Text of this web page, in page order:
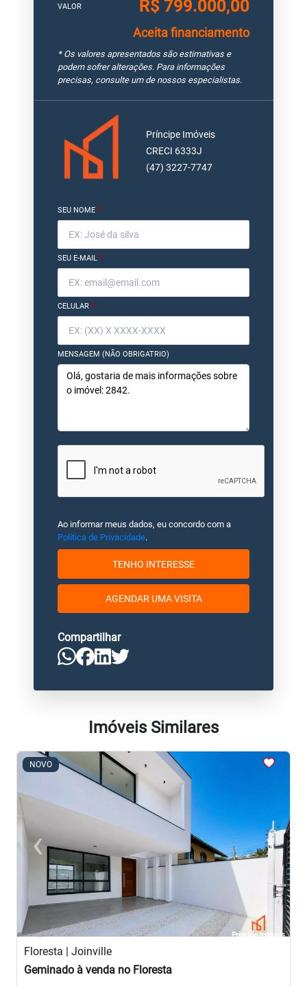
VALOR R$ 799.000,00
Aceita financiamento
* Os valores apresentados são estimativas e
podem sofrer alterações. Para informações
precisas, consulte um de nossos especialistas.
Príncipe Imóveis
CRECI 6333J
(47) 3227-7747
SEU NOME *
SEU E-MAIL *
CELULAR *
MENSAGEM (NÃO OBRIGATRIO)
Ao informar meus dados, eu concordo com a
Política de Privacidade.
TENHO INTERESSE
AGENDAR UMA VISITA
Compartilhar
Imóveis Similares
NOVO
<<<<
‹Previous ›Next
Floresta | Joinville
Geminado à venda no Floresta